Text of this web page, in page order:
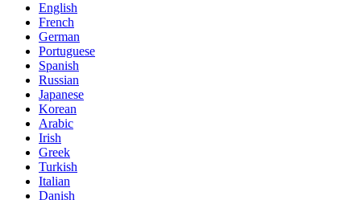
English
French
German
Portuguese
Spanish
Russian
Japanese
Korean
Arabic
Irish
Greek
Turkish
Italian
Danish